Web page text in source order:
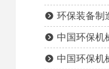
뀹 环保装备制
뀹 中国环保机
뀹 中国环保机